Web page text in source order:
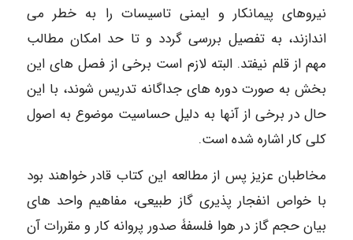
نیروهای پیمانکار و ایمنی تاسیسات را به خطر می
اندازند، به تفصیل بررسی گردد و تا حد امکان مطالب
مهم از قلم نیفتد. البته لازم است برخی از فصل های این
بخش به صورت دوره های جداگانه تدریس شوند، با این
حال در برخی از آنها به دلیل حساسیت موضوع به اصول
کلی کار اشاره شده است.
مخاطبان عزیز پس از مطالعه این کتاب قادر خواهند بود
با خواص انفجار پذیری گاز طبیعی، مفاهیم واحد های
بیان حجم گاز در هوا فلسفۀ صدور پروانه کار و مقررات آن